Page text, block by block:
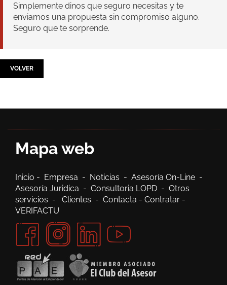
Simplemente dinos que seguro necesitas y te
enviamos una propuesta sin compromiso alguno.
Seguro que te sorprende.
VOLVER
Mapa web
Inicio - Empresa - Noticias - Asesoría On-Line -
Asesoría Juridica - Consultoria LOPD - Otros
servicios - Clientes - Contacta - Contratar -
VERIFACTU